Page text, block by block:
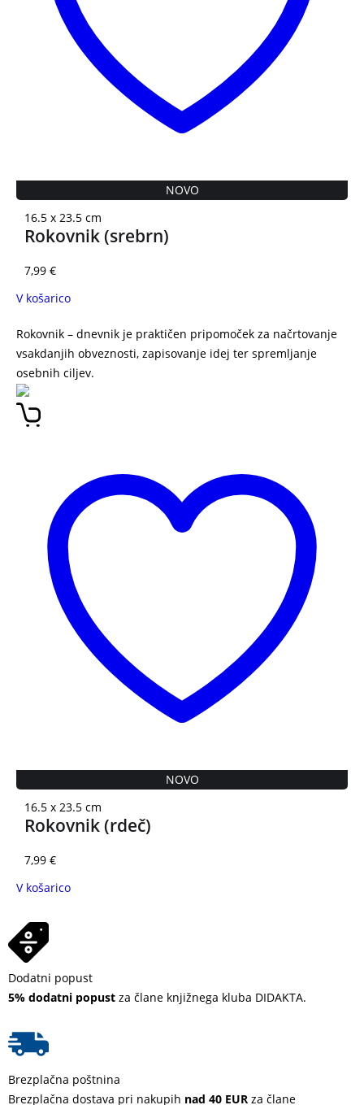
NOVO
16.5 x 23.5 cm
Rokovnik (srebrn)
7,99 €
V košarico
Rokovnik – dnevnik je praktičen pripomoček za načrtovanje
vsakdanjih obveznosti, zapisovanje idej ter spremljanje
osebnih ciljev.
NOVO
16.5 x 23.5 cm
Rokovnik (rdeč)
7,99 €
V košarico
Dodatni popust
5% dodatni popust za člane knjižnega kluba DIDAKTA.
Brezplačna poštnina
Brezplačna dostava pri nakupih nad 40 EUR za člane